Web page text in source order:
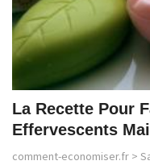
La Recette Pour
Effervescents
comment-economiser.fr >